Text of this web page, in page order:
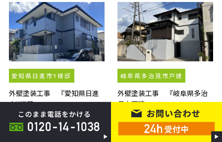
愛知県日進市Y様邸
外壁塗装工事 『愛知県日進
市Y様邸』
岐阜県多治見市戸建
外壁塗装工事 『岐阜県多治
見市戸建』